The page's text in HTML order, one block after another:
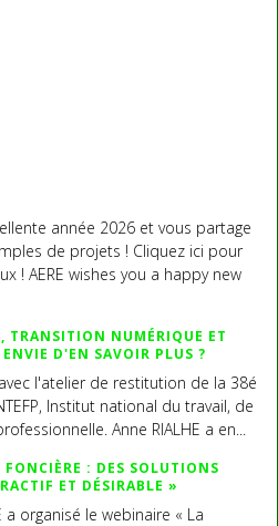
année 2026 et vous partage
de projets ! Cliquez ici pour
! AERE wishes you a happy new
TRANSITION NUMÉRIQUE ET
D'EN SAVOIR PLUS ?
l'atelier de restitution de la 38é
Institut national du travail, de
Anne RIALHE a en...
: DES SOLUTIONS
ET DÉSIRABLE »
organisé le webinaire « La